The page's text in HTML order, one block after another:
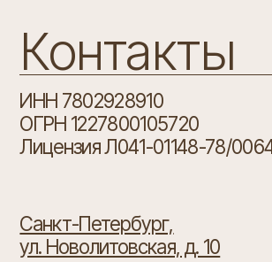
Лицензия Л041-01148-78/00641300
pfbeautyclinic@mail.ru
Телеграм канал
Санкт-Петербург,
ул. Новолитовская, д. 10